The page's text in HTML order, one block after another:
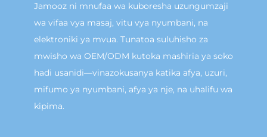
Jamooz ni mnufaa wa kuboresha uzungumzaji
wa vifaa vya masaj, vitu vya nyumbani, na
elektroniki ya mvua. Tunatoa suluhisho za
mwisho wa OEM/ODM kutoka mashiria ya soko
hadi usanidi—vinazokusanya katika afya, uzuri,
mifumo ya nyumbani, afya ya nje, na uhalifu wa
kipima.